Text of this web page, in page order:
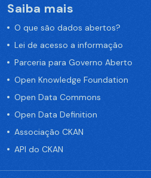
Saiba mais
O que são dados abertos?
Lei de acesso a informação
Parceria para Governo Aberto
Open Knowledge Foundation
Open Data Commons
Open Data Definition
Associação CKAN
API do CKAN